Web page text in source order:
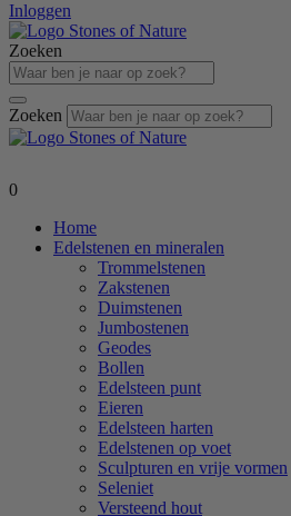
Inloggen
Zoeken
Zoeken
0
Home
Edelstenen en mineralen
Trommelstenen
Zakstenen
Duimstenen
Jumbostenen
Geodes
Bollen
Edelsteen punt
Eieren
Edelsteen harten
Edelstenen op voet
Sculpturen en vrije vormen
Seleniet
Versteend hout